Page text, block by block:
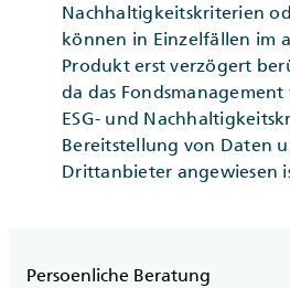
Nachhaltigkeitskriterien
können in Einzelfällen im
Produkt erst verzögert
da das
ESG- und
Bereitstellung von Daten
Drittanbieter angewiesen
Persoenliche Beratung